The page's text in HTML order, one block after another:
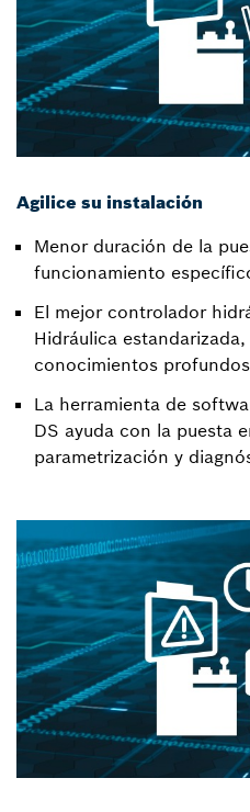
Agilice su instalación
Menor duración de la
funcionamiento
El mejor controlador
Hidráulica
conocimientos
La herramienta de
DS ayuda con la puesta
parametrización y